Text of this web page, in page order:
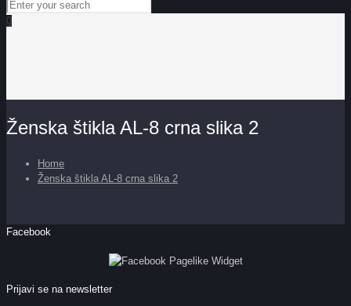
0
Ženska štikla AL-8 crna slika 2
Home
Ženska štikla AL-8 crna slika 2
Facebook
Prijavi se na newsletter